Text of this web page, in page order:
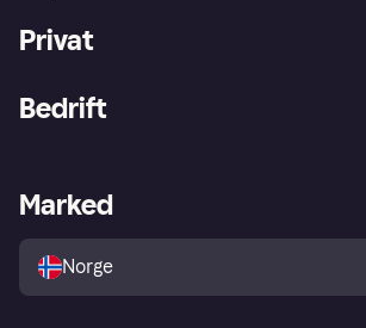
Privat
Utforsk butikker
Bedrift
Merchant portal
Marked
Norge